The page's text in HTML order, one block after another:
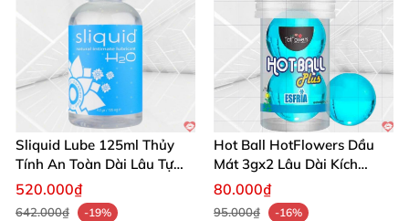
Sliquid Lube 125ml Thủy
Tính An Toàn Dài Lâu Tự
Nhiên
520.000₫
642.000₫ -19%
Hot Ball HotFlowers Dầu
Mát 3gx2 Lâu Dài Kích
Thích
80.000₫
95.000₫ -16%